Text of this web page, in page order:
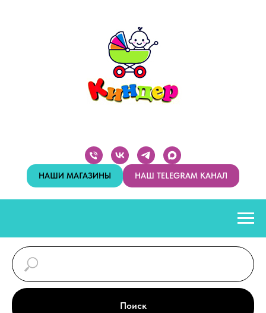
НАШИ МАГАЗИНЫ НАШ TELEGRAM КАНАЛ
Поиск